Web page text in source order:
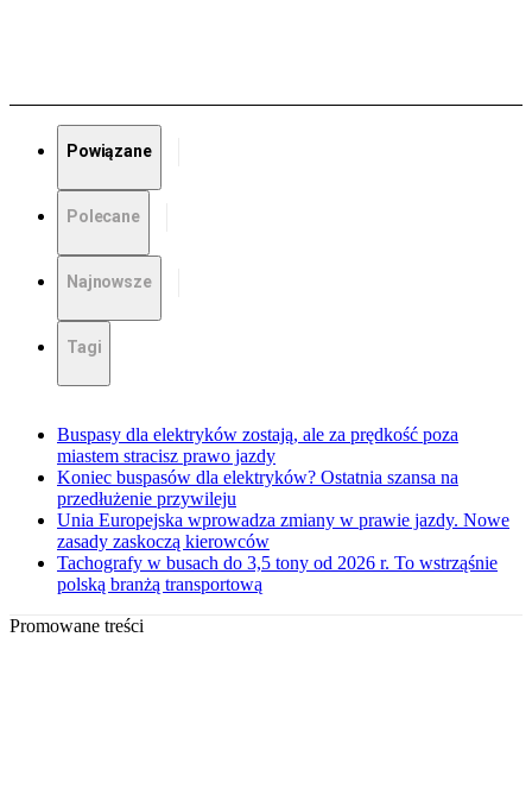
Powiązane
Polecane
Najnowsze
Tagi
Buspasy dla elektryków zostają, ale za prędkość poza
miastem stracisz prawo jazdy
Koniec buspasów dla elektryków? Ostatnia szansa na
przedłużenie przywileju
Unia Europejska wprowadza zmiany w prawie jazdy. Nowe
zasady zaskoczą kierowców
Tachografy w busach do 3,5 tony od 2026 r. To wstrząśnie
polską branżą transportową
Promowane treści